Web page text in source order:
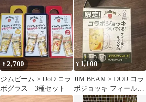
テンレス 非売品
¥2,700
ジムビーム × DoD コラ
ボグラス 3種セット
¥ 1,100
JIM BEAM × DOD コラ
ボジョッキ フィールド
キャンプver.